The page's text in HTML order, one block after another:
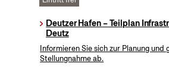
Deutzer Hafen – Teilplan
Deutz
Informieren Sie sich zur Planung und
Stellungnahme ab.